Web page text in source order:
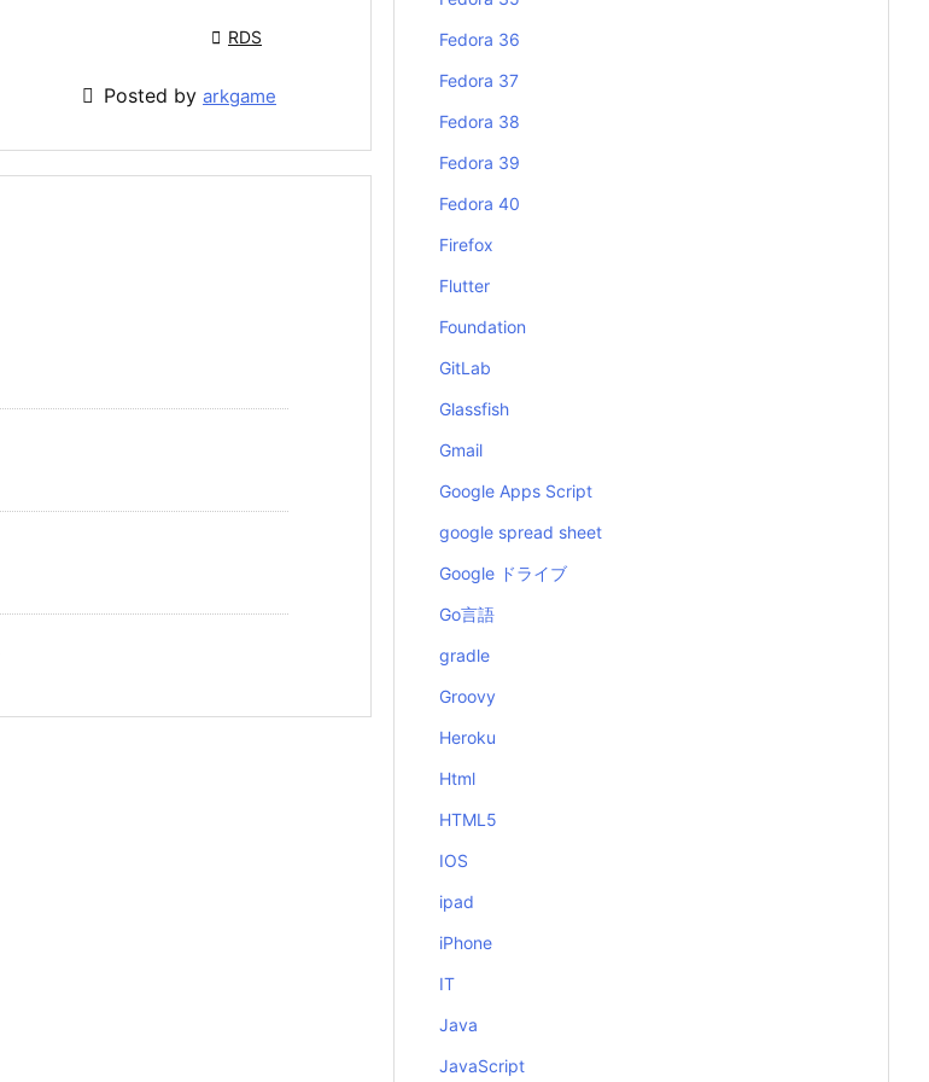
 RDS
 Posted by arkgame
Fedora 36
Fedora 37
Fedora 38
Fedora 39
Fedora 40
Firefox
Flutter
Foundation
GitLab
Glassfish
Gmail
Google Apps Script
google spread sheet
Google ドライブ
Go言語
gradle
Groovy
Heroku
Html
HTML5
IOS
ipad
iPhone
IT
Java
JavaScript